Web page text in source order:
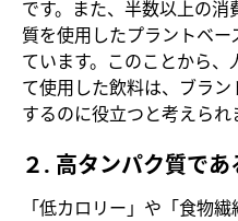
です。また、半数以上の
質を使用したプラントベ
ています。このことから
て使用した飲料は、ブラ
するのに役立つと考えられ
２. 高タンパク質で
「低カロリー」や「食物